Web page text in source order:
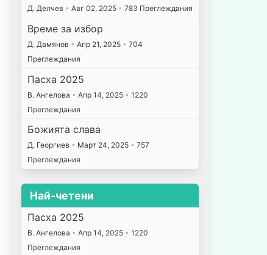
Д. Делчев • Авг 02, 2025 • 783 Преглеждания
Време за избор
Д. Дамянов • Апр 21, 2025 • 704
Преглеждания
Пасха 2025
В. Ангелова • Апр 14, 2025 • 1220
Преглеждания
Божията слава
Д. Георгиев • Март 24, 2025 • 757
Преглеждания
Най-четени
Пасха 2025
В. Ангелова • Апр 14, 2025 • 1220
Преглеждания